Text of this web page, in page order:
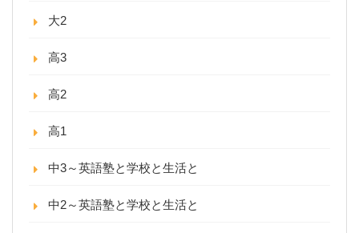
大2
高3
高2
高1
中3～英語塾と学校と生活と
中2～英語塾と学校と生活と